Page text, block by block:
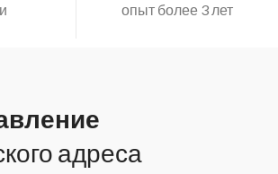
опыт более 3 лет
адреса